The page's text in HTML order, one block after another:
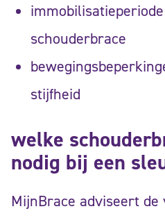
schouderbrace
stijfheid
welke
nodig bij een
MijnBrace adviseert de